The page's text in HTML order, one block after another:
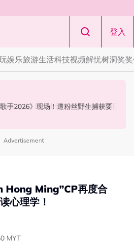
登入
娱乐旅游生活科技视频解忧树洞奖
夫球杆猛砸！BLACKPINK 10周年最
手2026》现场！遭粉丝野生捕获要
王之战” 成绩出炉！胡彦斌夺得歌王
Advertisement
Hong Ming”CP再度合
心理学！
MYT